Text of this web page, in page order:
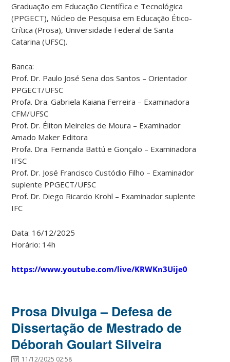
Graduação em Educação Científica e Tecnológica
(PPGECT), Núcleo de Pesquisa em Educação Ético-
Crítica (Prosa), Universidade Federal de Santa
Catarina (UFSC).
Banca:
Prof. Dr. Paulo José Sena dos Santos – Orientador
PPGECT/UFSC
Profa. Dra. Gabriela Kaiana Ferreira – Examinadora
CFM/UFSC
Prof. Dr. Éliton Meireles de Moura – Examinador
Amado Maker Editora
Profa. Dra. Fernanda Battú e Gonçalo – Examinadora
IFSC
Prof. Dr. José Francisco Custódio Filho – Examinador
suplente PPGECT/UFSC
Prof. Dr. Diego Ricardo Krohl – Examinador suplente
IFC
Data: 16/12/2025
Horário: 14h
https://www.youtube.com/live/KRWKn3Uije0
Prosa Divulga – Defesa de
Dissertação de Mestrado de
Déborah Goulart Silveira
11/12/2025 02:58